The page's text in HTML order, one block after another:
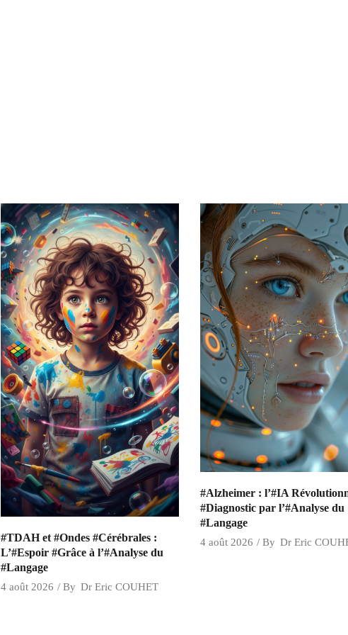
#TDAH et #Ondes #Cérébrales :
L’#Espoir #Grâce à l’#Analyse du
#Langage
4 août 2026 By Dr Eric COUHET
#Alzheimer : l’#IA
#Diagnostic par l’#Analyse du
#Langage
4 août 2026 By Dr Eric